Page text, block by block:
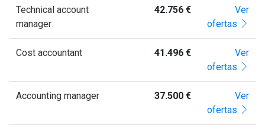
Technical account
manager
42.756 €
Ver
ofertas
Cost accountant 41.496 €
Ver
ofertas
Accounting manager 37.500 €
Ver
ofertas